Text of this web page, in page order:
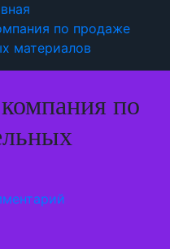
по продаже
материалов
по